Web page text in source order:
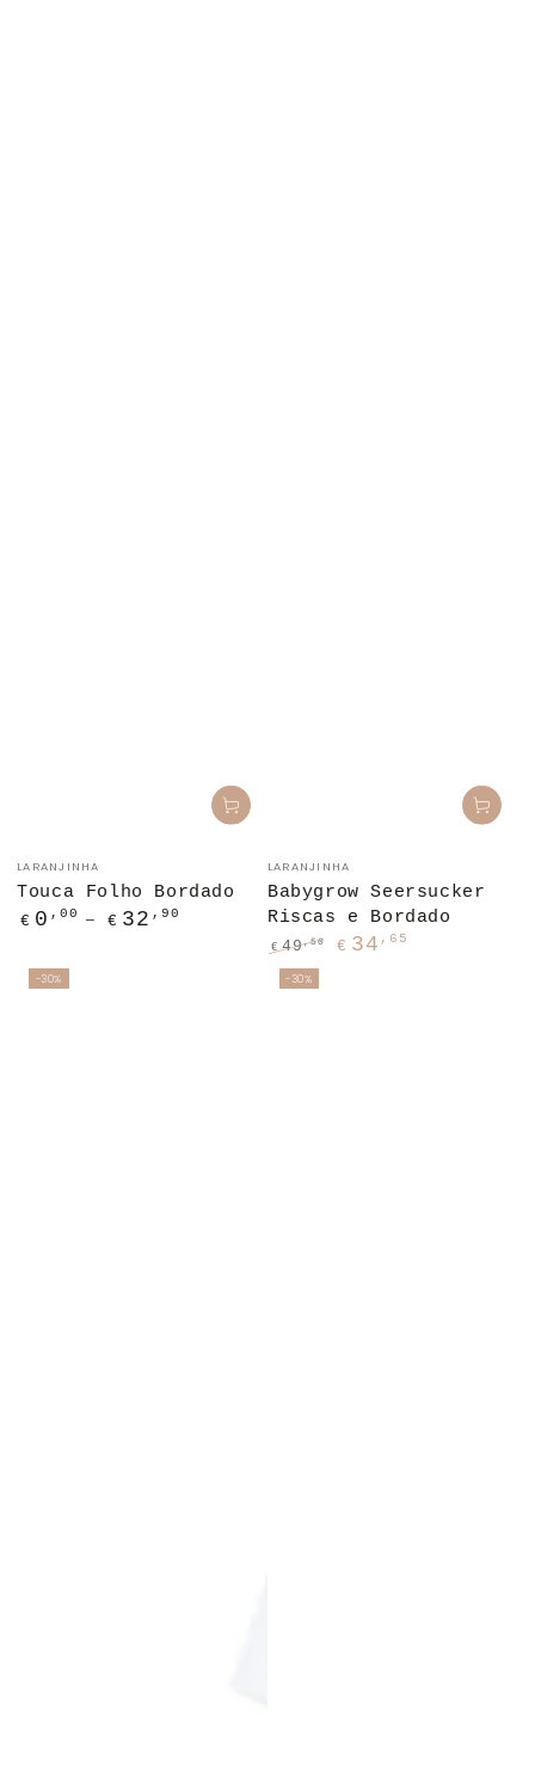
Fornecedor:
LARANJINHA
Touca Folho Bordado
Preço
€ 0 ,00 € 32 ,90
Fornecedor:
LARANJINHA
Babygrow Seersucker
Riscas e Bordado
Preço
regular
€ 49,50 € 34 ,65
-30% -30%